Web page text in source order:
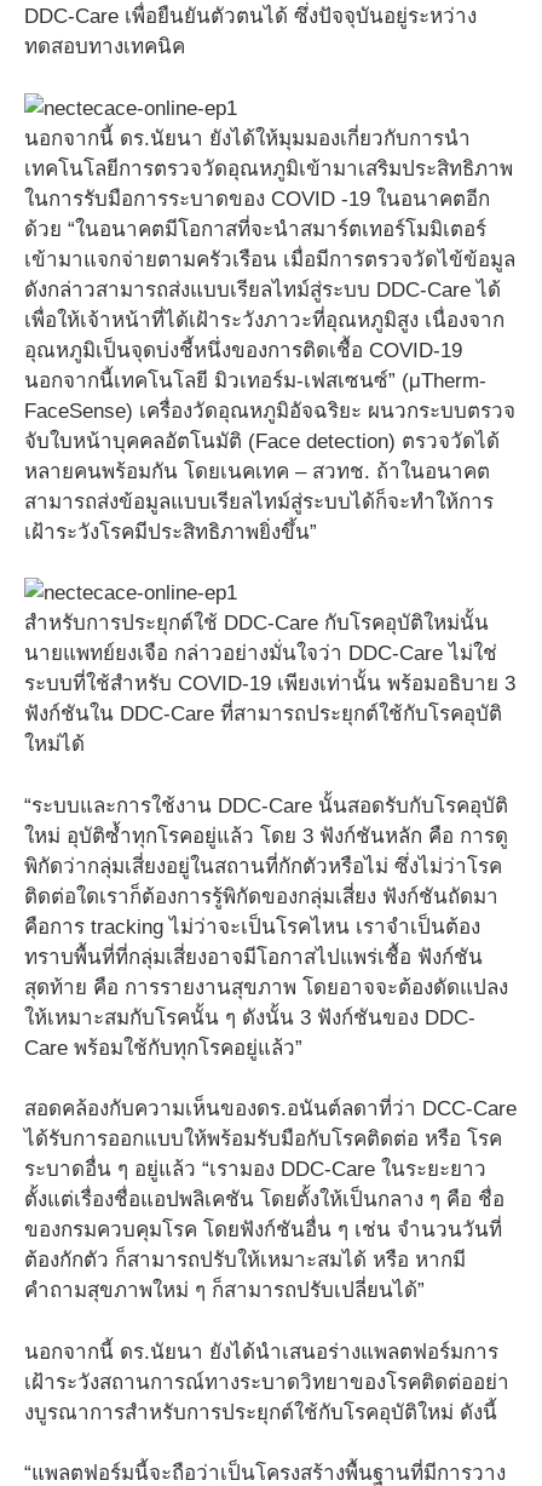
DDC-Care เพื่อยืนยันตัวตนได้ ซึ่งปัจจุบันอยู่ระหว่าง
ทดสอบทางเทคนิค
นอกจากนี้ ดร.นัยนา ยังได้ให้มุมมองเกี่ยวกับการนำ
เทคโนโลยีการตรวจวัดอุณหภูมิเข้ามาเสริมประสิทธิภาพ
ในการรับมือการระบาดของ COVID -19 ในอนาคตอีก
ด้วย “ในอนาคตมีโอกาสที่จะนำสมาร์ตเทอร์โมมิเตอร์
เข้ามาแจกจ่ายตามครัวเรือน เมื่อมีการตรวจวัดไข้ข้อมูล
ดังกล่าวสามารถส่งแบบเรียลไทม์สู่ระบบ DDC-Care ได้
เพื่อให้เจ้าหน้าที่ได้เฝ้าระวังภาวะที่อุณหภูมิสูง เนื่องจาก
อุณหภูมิเป็นจุดบ่งชี้หนึ่งของการติดเชื้อ COVID-19
นอกจากนี้เทคโนโลยี มิวเทอร์ม-เฟสเซนซ์” (μTherm-
FaceSense) เครื่องวัดอุณหภูมิอัจฉริยะ ผนวกระบบตรวจ
จับใบหน้าบุคคลอัตโนมัติ (Face detection) ตรวจวัดได้
หลายคนพร้อมกัน โดยเนคเทค – สวทช. ถ้าในอนาคต
สามารถส่งข้อมูลแบบเรียลไทม์สู่ระบบได้ก็จะทำให้การ
เฝ้าระวังโรคมีประสิทธิภาพยิ่งขึ้น”
สำหรับการประยุกต์ใช้ DDC-Care กับโรคอุบัติใหม่นั้น
นายแพทย์ยงเจือ กล่าวอย่างมั่นใจว่า DDC-Care ไม่ใช่
ระบบที่ใช้สำหรับ COVID-19 เพียงเท่านั้น พร้อมอธิบาย 3
ฟังก์ชันใน DDC-Care ที่สามารถประยุกต์ใช้กับโรคอุบัติ
ใหม่ได้
“ระบบและการใช้งาน DDC-Care นั้นสอดรับกับโรคอุบัติ
ใหม่ อุบัติซ้ำทุกโรคอยู่แล้ว โดย 3 ฟังก์ชันหลัก คือ การดู
พิกัดว่ากลุ่มเสี่ยงอยู่ในสถานที่กักตัวหรือไม่ ซึ่งไม่ว่าโรค
ติดต่อใดเราก็ต้องการรู้พิกัดของกลุ่มเสี่ยง ฟังก์ชันถัดมา
คือการ tracking ไม่ว่าจะเป็นโรคไหน เราจำเป็นต้อง
ทราบพื้นที่ที่กลุ่มเสี่ยงอาจมีโอกาสไปแพร่เชื้อ ฟังก์ชัน
สุดท้าย คือ การรายงานสุขภาพ โดยอาจจะต้องดัดแปลง
ให้เหมาะสมกับโรคนั้น ๆ ดังนั้น 3 ฟังก์ชันของ DDC-
Care พร้อมใช้กับทุกโรคอยู่แล้ว”
สอดคล้องกับความเห็นของดร.อนันต์ลดาที่ว่า DCC-Care
ได้รับการออกแบบให้พร้อมรับมือกับโรคติดต่อ หรือ โรค
ระบาดอื่น ๆ อยู่แล้ว “เรามอง DDC-Care ในระยะยาว
ตั้งแต่เรื่องชื่อแอปพลิเคชัน โดยตั้งให้เป็นกลาง ๆ คือ ชื่อ
ของกรมควบคุมโรค โดยฟังก์ชันอื่น ๆ เช่น จำนวนวันที่
ต้องกักตัว ก็สามารถปรับให้เหมาะสมได้ หรือ หากมี
คำถามสุขภาพใหม่ ๆ ก็สามารถปรับเปลี่ยนได้”
นอกจากนี้ ดร.นัยนา ยังได้นำเสนอร่างแพลตฟอร์มการ
เฝ้าระวังสถานการณ์ทางระบาดวิทยาของโรคติดต่ออย่า
งบูรณาการสำหรับการประยุกต์ใช้กับโรคอุบัติใหม่ ดังนี้
“แพลตฟอร์มนี้จะถือว่าเป็นโครงสร้างพื้นฐานที่มีการวาง